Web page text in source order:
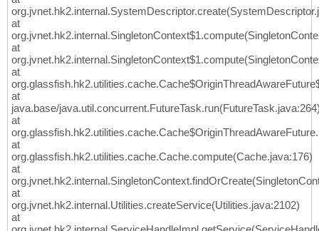
at
at
at
at
java.base/
at
at
org.glassfish.hk2.utilities.cache.Cache.compute(Cache.java:176)
at
at
org.jvnet.hk2.internal.Utilities.createService(Utilities.java:2102)
at